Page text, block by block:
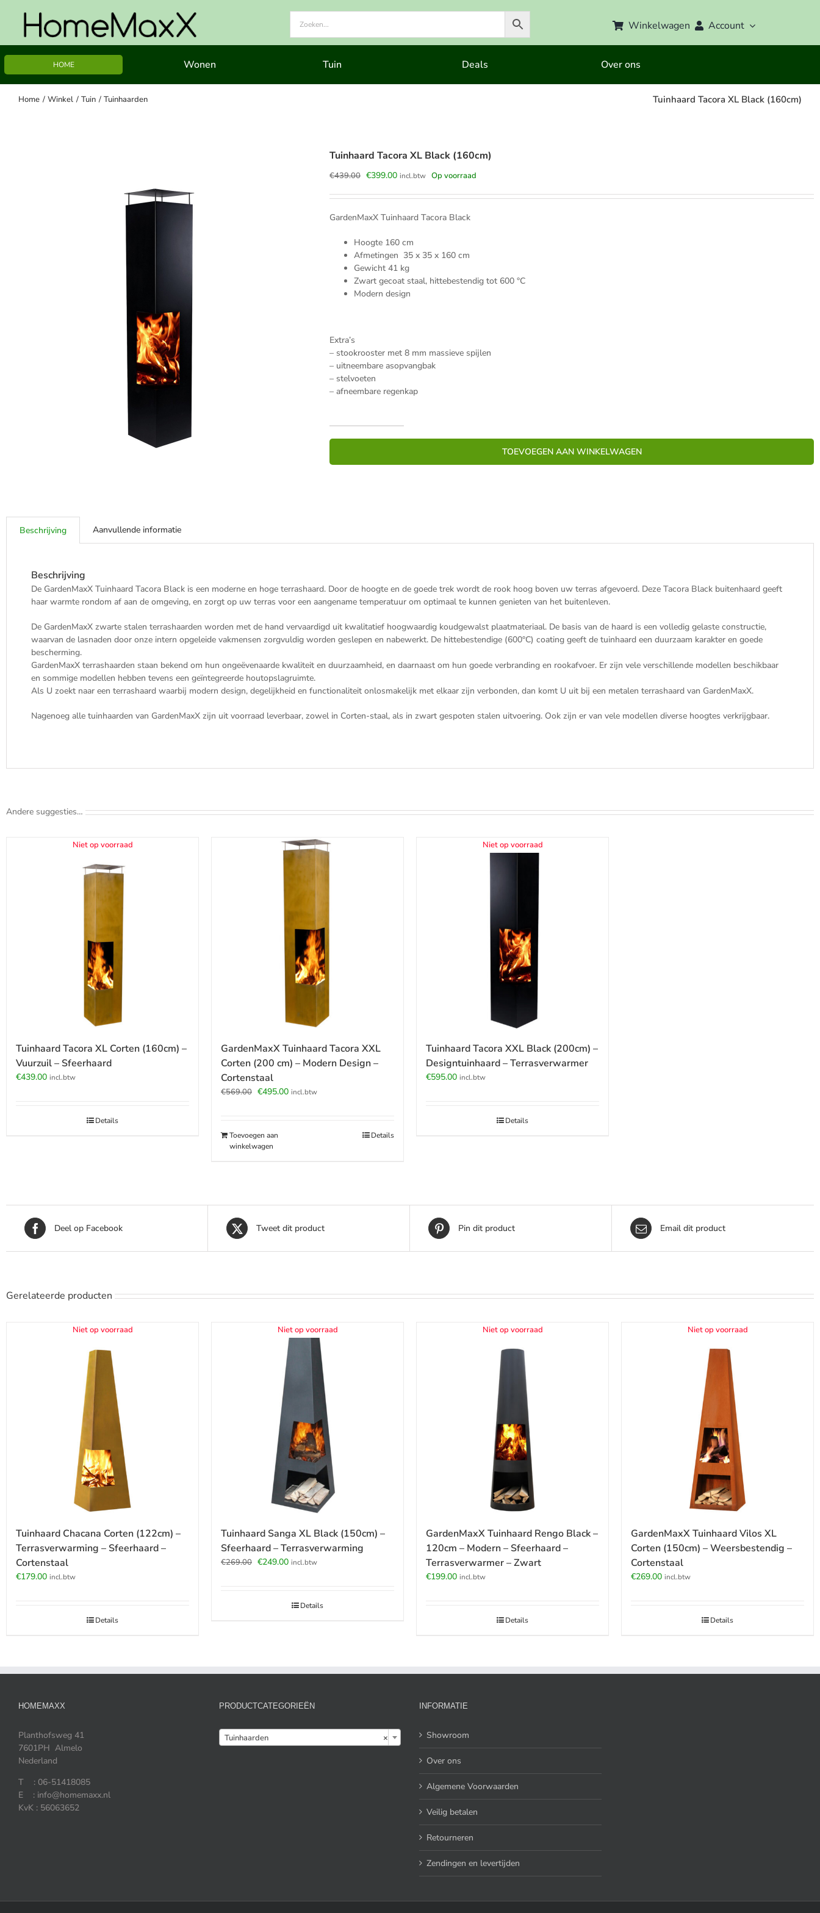
Winkelwagen Account
HOME Wonen Tuin Deals Over ons
Tuinhaard Tacora XL Black (160cm)
Home Winkel Tuin Tuinhaarden
Tuinhaard Tacora XL Black (160cm)
€439.00 Oorspronkelijke
was:
€439.00.
€399.00Huidige
is:
€399.00.
incl.btw Op voorraad
GardenMaxX Tuinhaard Tacora Black
Hoogte 160 cm
Afmetingen 35 x 35 x 160 cm
Gewicht 41 kg
Zwart gecoat staal, hittebestendig tot 600 °C
Modern design
Extra’s
– stookrooster met 8 mm massieve spijlen
– uitneembare asopvangbak
– stelvoeten
– afneembare regenkap
TOEVOEGEN AAN WINKELWAGEN
Beschrijving Aanvullende informatie
Beschrijving
De GardenMaxX Tuinhaard Tacora Black is een moderne en hoge terrashaard. Door de hoogte en de goede trek wordt de rook hoog boven uw terras afgevoerd. Deze Tacora Black buitenhaard geeft
haar warmte rondom af aan de omgeving, en zorgt op uw terras voor een aangename temperatuur om optimaal te kunnen genieten van het buitenleven.
De GardenMaxX zwarte stalen terrashaarden worden met de hand vervaardigd uit kwalitatief hoogwaardig koudgewalst plaatmateriaal. De basis van de haard is een volledig gelaste constructie,
waarvan de lasnaden door onze intern opgeleide vakmensen zorgvuldig worden geslepen en nabewerkt. De hittebestendige (600°C) coating geeft de tuinhaard een duurzaam karakter en goede
bescherming.
GardenMaxX terrashaarden staan bekend om hun ongeëvenaarde kwaliteit en duurzaamheid, en daarnaast om hun goede verbranding en rookafvoer. Er zijn vele verschillende modellen beschikbaar
en sommige modellen hebben tevens een geïntegreerde houtopslagruimte.
Als U zoekt naar een terrashaard waarbij modern design, degelijkheid en functionaliteit onlosmakelijk met elkaar zijn verbonden, dan komt U uit bij een metalen terrashaard van GardenMaxX.
Nagenoeg alle tuinhaarden van GardenMaxX zijn uit voorraad leverbaar, zowel in Corten-staal, als in zwart gespoten stalen uitvoering. Ook zijn er van vele modellen diverse hoogtes verkrijgbaar.
Andere suggesties…
Niet op voorraad
Tuinhaard Tacora XL Corten (160cm) –
Vuurzuil – Sfeerhaard
€439.00 incl.btw
Details
GardenMaxX Tuinhaard Tacora XXL
Corten (200 cm) – Modern Design –
Cortenstaal
€569.00 Oorspronkelijke
€495.00Huidige
incl.btw
Toevoegen aan
winkelwagen
Details
Niet op voorraad
Tuinhaard Tacora XXL Black (200cm) –
Designtuinhaard – Terrasverwarmer
€595.00 incl.btw
Details
Deel op Facebook Tweet dit product Pin dit product Email dit product
Gerelateerde producten
Niet op voorraad
Tuinhaard Chacana Corten (122cm) –
Terrasverwarming – Sfeerhaard –
Cortenstaal
€179.00 incl.btw
Details
Niet op voorraad
Tuinhaard Sanga XL Black (150cm) –
Sfeerhaard – Terrasverwarming
€269.00 Oorspronkelijke
€249.00Huidige
€249.00.
incl.btw
Details
Niet op voorraad
GardenMaxX Tuinhaard Rengo Black –
120cm – Modern – Sfeerhaard –
Terrasverwarmer – Zwart
€199.00 incl.btw
Details
Niet op voorraad
GardenMaxX Tuinhaard Vilos XL
Corten (150cm) – Weersbestendig –
Cortenstaal
€269.00 incl.btw
Details
HOMEMAXX
Planthofsweg 41
7601PH Almelo
Nederland
T : 06-51418085
E : info@homemaxx.nl
KvK : 56063652
PRODUCTCATEGORIEËN
×
Tuinhaarden
INFORMATIE
Showroom
Over ons
Algemene Voorwaarden
Veilig betalen
Retourneren
Zendingen en levertijden